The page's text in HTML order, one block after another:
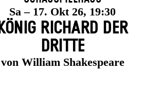
Sa – 17. Okt 26, 19:30
KÖNIG RICHARD DER
DRITTE
von William Shakespeare